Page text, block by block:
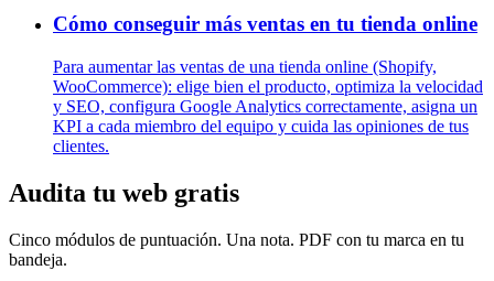
Cómo conseguir más ventas en tu tienda online
Para aumentar las ventas de una tienda online (Shopify,
WooCommerce): elige bien el producto, optimiza la velocidad
y SEO, configura Google Analytics correctamente, asigna un
KPI a cada miembro del equipo y cuida las opiniones de tus
clientes.
Audita tu web gratis
Cinco módulos de puntuación. Una nota. PDF con tu marca en tu
bandeja.